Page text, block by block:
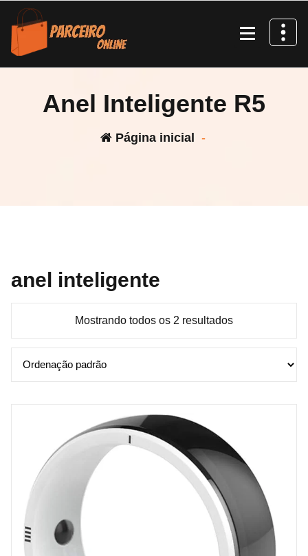
Pular
para
conteúdo
Anel Inteligente R5
Página inicial -
anel inteligente
Mostrando todos os 2 resultados